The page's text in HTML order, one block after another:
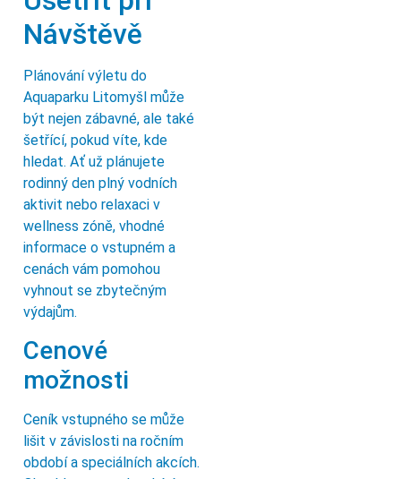
Návštěvě
Plánování výletu do
Aquaparku Litomyšl může
být nejen zábavné, ale také
šetřící, pokud víte, kde
hledat. Ať už plánujete
rodinný den plný vodních
aktivit nebo relaxaci v
wellness zóně, vhodné
informace o vstupném a
cenách vám pomohou
vyhnout se zbytečným
výdajům.
Cenové
možnosti
Ceník vstupného se může
lišit v závislosti na ročním
období a speciálních akcích.